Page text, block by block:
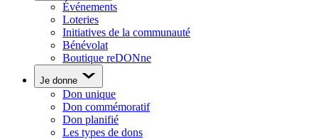
Événements
Loteries
Initiatives de la communauté
Bénévolat
Boutique reDONne
Je donne
Don unique
Don commémoratif
Don planifié
Les types de dons